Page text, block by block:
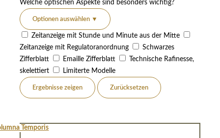
Welche optischen Aspekte sind besonders wichtig?
Optionen auswählen ▼
Zeitanzeige mit Stunde und Minute aus der Mitte
Zeitanzeige mit Regulatoranordnung
Schwarzes
Zifferblatt
Emaille Zifferblatt
Technische Rafinesse,
skelettiert
Limiterte Modelle
Ergebnisse zeigen Zurücksetzen
Temporis